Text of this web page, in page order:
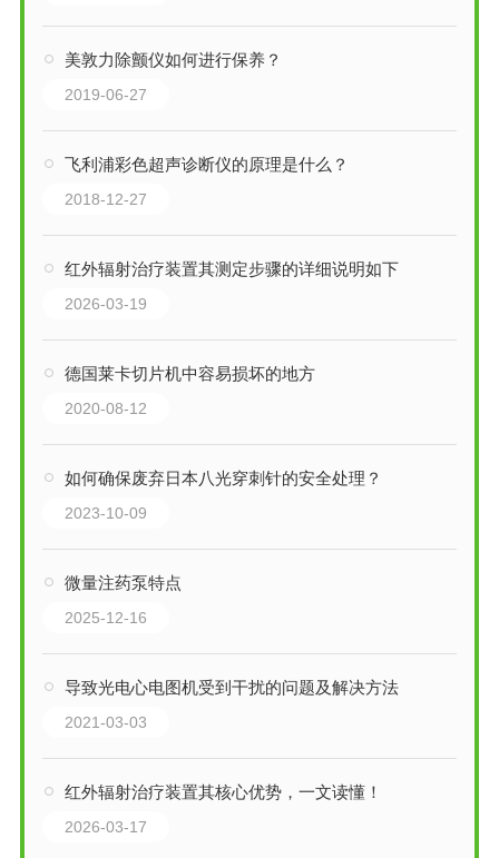
美敦力除颤仪如何进行保养？
2019-06-27
飞利浦彩色超声诊断仪的原理是什么？
2018-12-27
红外辐射治疗装置其测定步骤的详细说明如下
2026-03-19
德国莱卡切片机中容易损坏的地方
2020-08-12
如何确保废弃日本八光穿刺针的安全处理？
2023-10-09
微量注药泵特点
2025-12-16
导致光电心电图机受到干扰的问题及解决方法
2021-03-03
红外辐射治疗装置其核心优势，一文读懂！
2026-03-17